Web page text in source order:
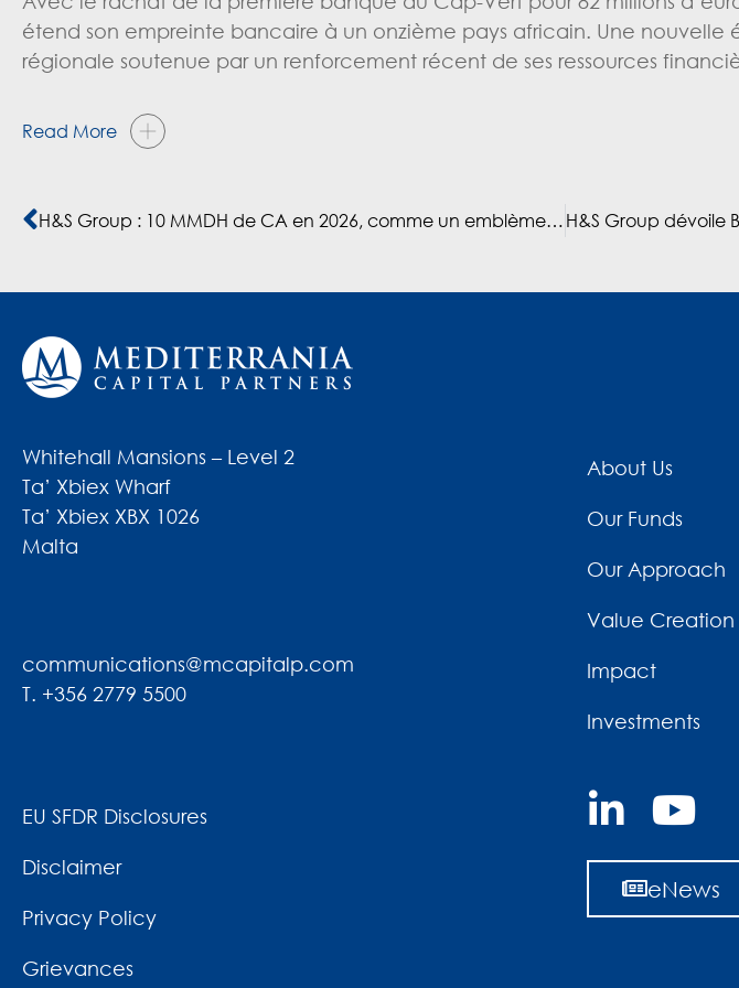
étend son empreinte bancaire à un onzième pays africain. Une nouvelle
régionale soutenue par un renforcement récent de ses ressources
Read More
H&S Group : 10 MMDH de CA en 2026, comme un emblème du Maroc qui gagne
Whitehall Mansions – Level 2
Ta’ Xbiex Wharf
Ta’ Xbiex XBX 1026
Malta
communications@mcapitalp.com
T. +356 2779 5500
About Us
Our Funds
Our Approach
Value Creation
Impact
Investments
EU SFDR Disclosures
Disclaimer
Privacy Policy
Grievances
eNews